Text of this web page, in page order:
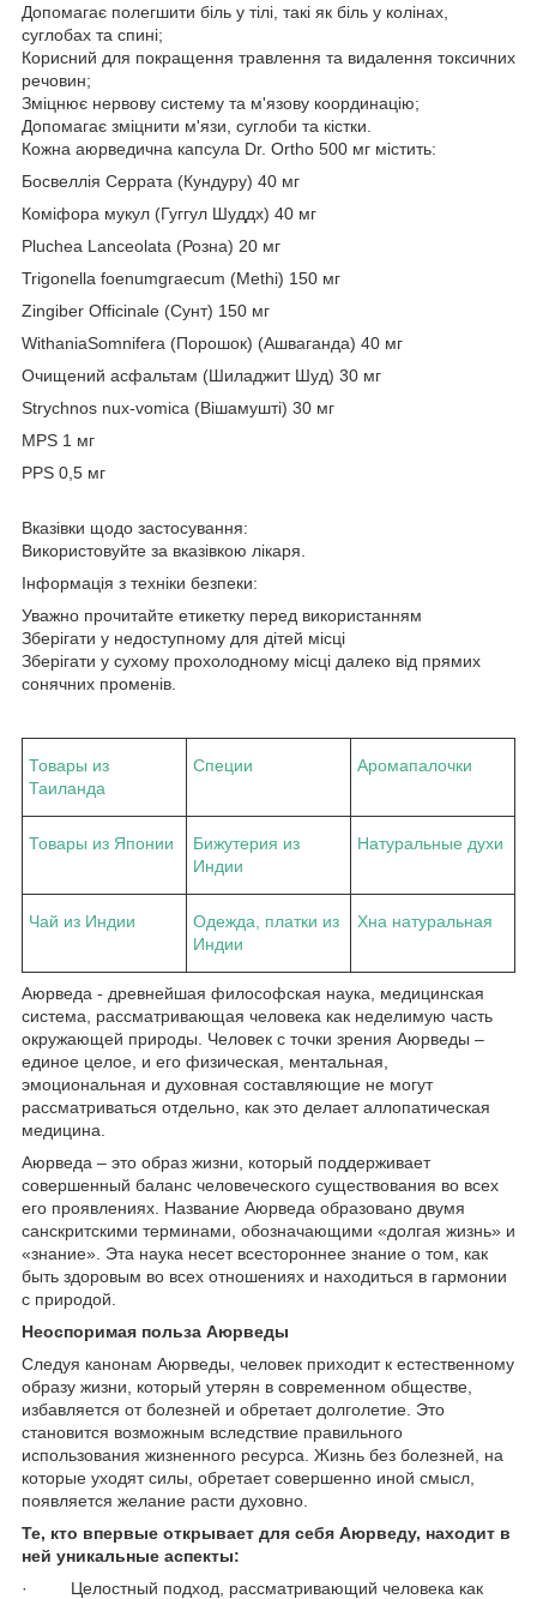
Допомагає полегшити біль у тілі, такі як біль у колінах,
суглобах та спині;
Корисний для покращення травлення та видалення токсичних
речовин;
Зміцнює нервову систему та м'язову координацію;
Допомагає зміцнити м'язи, суглоби та кістки.
Кожна аюрведична капсула Dr. Ortho 500 мг містить:
Босвеллія Серрата (Кундуру) 40 мг
Коміфора мукул (Гуггул Шуддх) 40 мг
Pluchea Lanceolata (Розна) 20 мг
Trigonella foenumgraecum (Methi) 150 мг
Zingiber Officinale (Сунт) 150 мг
WithaniaSomnifera (Порошок) (Ашваганда) 40 мг
Очищений асфальтам (Шиладжит Шуд) 30 мг
Strychnos nux-vomica (Вішамушті) 30 мг
MPS 1 мг
PPS 0,5 мг
Вказівки щодо застосування:
Використовуйте за вказівкою лікаря.
Інформація з техніки безпеки:
Уважно прочитайте етикетку перед використанням
Зберігати у недоступному для дітей місці
Зберігати у сухому прохолодному місці далеко від прямих
сонячних променів.
Товары из
Таиланда
Специи Аромапалочки
Товары из Японии
Бижутерия из
Индии
Натуральные духи
Чай из Индии
Одежда, платки из
Индии
Хна натуральная
Аюрведа - древнейшая философская наука, медицинская
система, рассматривающая человека как неделимую часть
окружающей природы. Человек с точки зрения Аюрведы –
единое целое, и его физическая, ментальная,
эмоциональная и духовная составляющие не могут
рассматриваться отдельно, как это делает аллопатическая
медицина.
Аюрведа – это образ жизни, который поддерживает
совершенный баланс человеческого существования во всех
его проявлениях. Название Аюрведа образовано двумя
санскритскими терминами, обозначающими «долгая жизнь» и
«знание». Эта наука несет всестороннее знание о том, как
быть здоровым во всех отношениях и находиться в гармонии
с природой.
Неоспоримая польза Аюрведы
Следуя канонам Аюрведы, человек приходит к естественному
образу жизни, который утерян в современном обществе,
избавляется от болезней и обретает долголетие. Это
становится возможным вследствие правильного
использования жизненного ресурса. Жизнь без болезней, на
которые уходят силы, обретает совершенно иной смысл,
появляется желание расти духовно.
Те, кто впервые открывает для себя Аюрведу, находит в
ней уникальные аспекты:
· Целостный подход, рассматривающий человека как